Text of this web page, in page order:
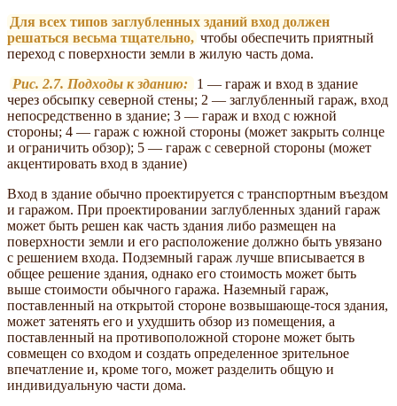
Для всех типов заглубленных зданий вход должен
решаться весьма тщательно, чтобы обеспечить приятный
переход с поверхности земли в жилую часть дома.
Рис. 2.7. Подходы к зданию:
1 — гараж и вход в здание
через обсыпку северной стены; 2 — заглубленный гараж, вход
непосредственно в здание; 3 — гараж и вход с южной
стороны; 4 — гараж с южной стороны (может закрыть солнце
и ограничить обзор); 5 — гараж с северной стороны (может
акцентировать вход в здание)
Вход в здание обычно проектируется с транспортным въездом
и гаражом. При проектировании заглубленных зданий гараж
может быть решен как часть здания либо размещен на
поверхности земли и его расположение должно быть увязано
с решением входа. Подземный гараж лучше вписывается в
общее решение здания, однако его стоимость может быть
выше стоимости обычного гаража. Наземный гараж,
поставленный на открытой стороне возвышающе-тося здания,
может затенять его и ухудшить обзор из помещения, а
поставленный на противоположной стороне может быть
совмещен со входом и создать определенное зрительное
впечатление и, кроме того, может разделить общую и
индивидуальную части дома.